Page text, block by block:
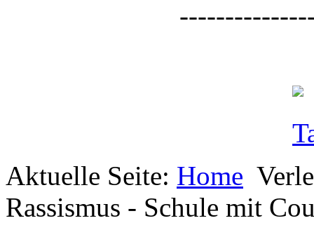
Aktuelle Seite: Home
Rassismus - Schule mit